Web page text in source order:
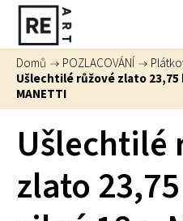
Domů / POZLACOVÁNÍ /
Ušlechtilé růžové zlato 23,75
MANETTI
Ušlechtilé
zlato